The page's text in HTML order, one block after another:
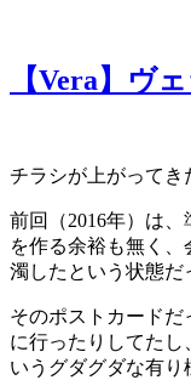
【Vera】ヴ
チラシが上がってき
前回（2016年）は
を作る余裕も無く
濁したという状態だ
そのポストカードだ
に行ったりしてたし
いうグダグダな有り